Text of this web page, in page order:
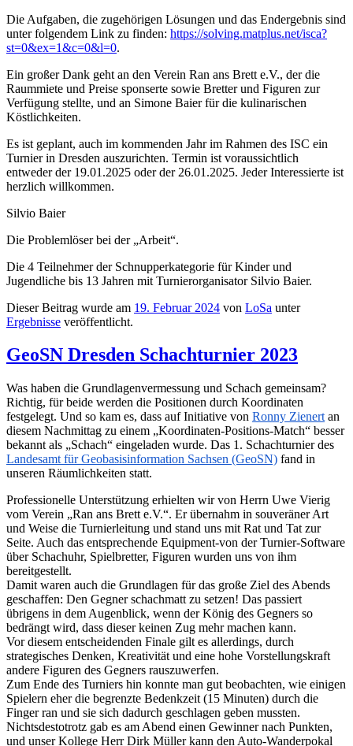
Die Aufgaben, die zugehörigen Lösungen und das Endergebnis sind
unter folgendem Link zu finden: https://solving.matplus.net/isca?
st=0&ex=1&c=0&l=0.
Ein großer Dank geht an den Verein Ran ans Brett e.V., der die
Raummiete und Preise sponserte sowie Bretter und Figuren zur
Verfügung stellte, und an Simone Baier für die kulinarischen
Köstlichkeiten.
Es ist geplant, auch im kommenden Jahr im Rahmen des ISC ein
Turnier in Dresden auszurichten. Termin ist voraussichtlich
entweder der 19.01.2025 oder der 26.01.2025. Jeder Interessierte ist
herzlich willkommen.
Silvio Baier
Die Problemlöser bei der „Arbeit“.
Die 4 Teilnehmer der Schnupperkategorie für Kinder und
Jugendliche bis 13 Jahren mit Turnierorganisator Silvio Baier.
Dieser Beitrag wurde am 19. Februar 2024 von LoSa unter
Ergebnisse veröffentlicht.
GeoSN Dresden Schachturnier 2023
Was haben die Grundlagenvermessung und Schach gemeinsam?
Richtig, für beide werden die Positionen durch Koordinaten
festgelegt. Und so kam es, dass auf Initiative von Ronny Zienert an
diesem Nachmittag zu einem „Koordinaten-Positions-Match“ besser
bekannt als „Schach“ eingeladen wurde. Das 1. Schachturnier des
Landesamt für Geobasisinformation Sachsen (GeoSN) fand in
unseren Räumlichkeiten statt.
Professionelle Unterstützung erhielten wir von Herrn Uwe Vierig
vom Verein „Ran ans Brett e.V.“. Er übernahm in souveräner Art
und Weise die Turnierleitung und stand uns mit Rat und Tat zur
Seite. Auch das entsprechende Equipment-von der Turnier-Software
über Schachuhr, Spielbretter, Figuren wurden uns von ihm
bereitgestellt.
Damit waren auch die Grundlagen für das große Ziel des Abends
geschaffen: Den Gegner schachmatt zu setzen! Das passiert
übrigens in dem Augenblick, wenn der König des Gegners so
bedrängt wird, dass dieser keinen Zug mehr machen kann.
Vor diesem entscheidenden Finale gilt es allerdings, durch
strategisches Denken, Kreativität und eine hohe Vorstellungskraft
andere Figuren des Gegners rauszuwerfen.
Zum Ende des Turniers hin konnte man gut beobachten, wie einigen
Spielern eher die begrenzte Bedenkzeit (15 Minuten) durch die
Finger ran und sie sich dadurch geschlagen geben mussten.
Nichtsdestotrotz gab es am Abend einen Gewinner nach Punkten,
und unser Kollege Herr Dirk Müller kann den Auto-Wanderpokal